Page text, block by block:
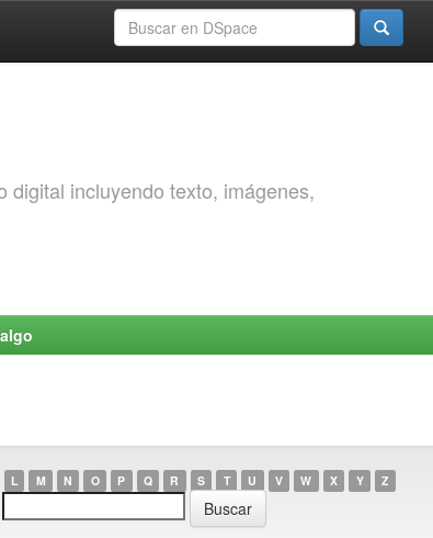
digital incluyendo texto, imágenes,
L M N O P Q R S T U V W X Y Z